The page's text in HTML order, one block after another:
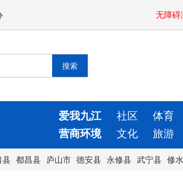
无障碍
爱我九江 社区 体育
营商环境 文化 旅游
县 都昌县 庐山市 德安县 永修县 武宁县 修